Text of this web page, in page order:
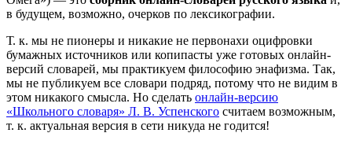
в будущем, возможно, очерков по лексикографии.
Т. к. мы не пионеры и никакие не первонахи оцифровки
бумажных источников или копипасты уже готовых онлайн-
версий словарей, мы практикуем философию энафизма. Так,
мы не публикуем все словари подряд, потому что не видим в
этом никакого смысла. Но сделать онлайн-версию
«Школьного словаря» Л. В. Успенского считаем возможным,
т. к. актуальная версия в сети никуда не годится!